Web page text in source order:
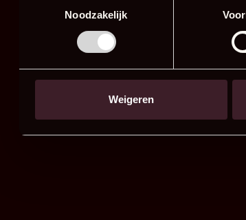
Noodzakelijk
Weigeren